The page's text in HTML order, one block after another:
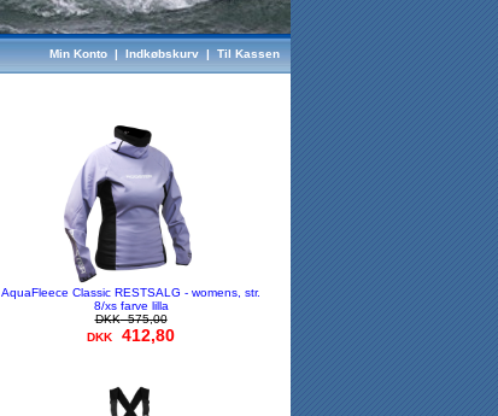
Min Konto | Indkøbskurv | Til Kassen
AquaFleece Classic RESTSALG - womens, str.
8/xs farve lilla
DKK575,00
DKK
412,80